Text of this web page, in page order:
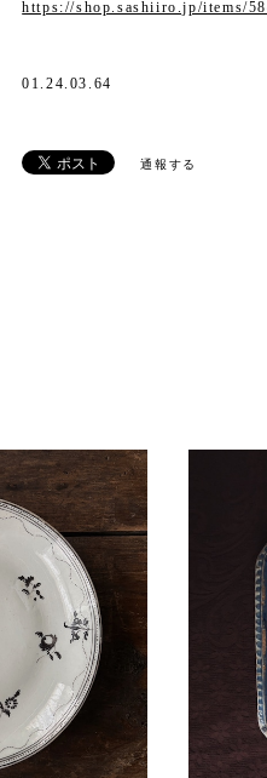
https://shop.sashiiro.jp/items/
01.24.03.64
通報する